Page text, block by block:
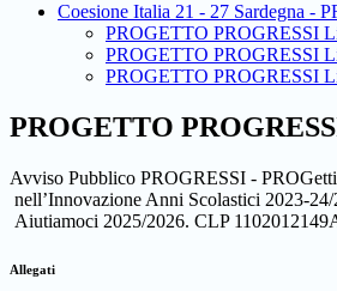
Coesione Italia 21 - 27 Sardegna
PROGETTO PROGRESSI
PROGETTO PROGRESSI
PROGETTO PROGRESSI
PROGETTO
Avviso Pubblico PROGRESSI -
nell’Innovazione Anni Scolastici 2023-
Aiutiamoci 2025/2026. CLP
Allegati